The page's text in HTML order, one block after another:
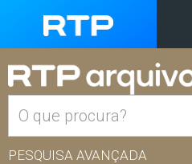
PESQUISA AVANÇADA